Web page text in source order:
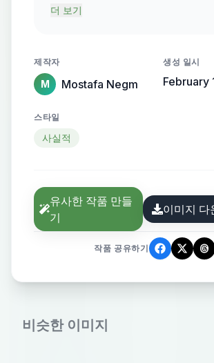
colors, prominently featuring
documentary events and
더 보기
제작자
M Mostafa Negm
생성 일시
February
스타일
사실적
유사한 작품 만들
기
이미지 다
작품 공유하기
비슷한 이미지